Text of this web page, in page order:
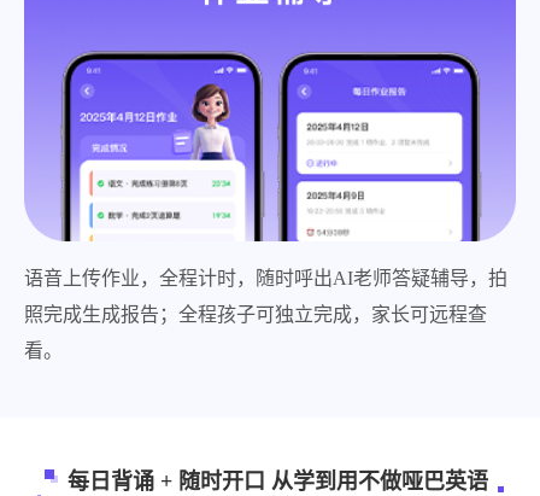
语音上传作业，全程计时，随时呼出AI老师答疑辅导，拍
照完成生成报告；全程孩子可独立完成，家长可远程查
看。
每日背诵 + 随时开口 从学到用不做哑巴英语